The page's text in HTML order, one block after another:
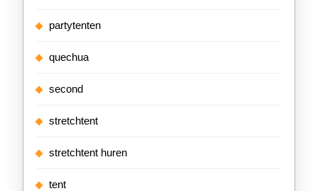
partytenten
quechua
second
stretchtent
stretchtent huren
tent